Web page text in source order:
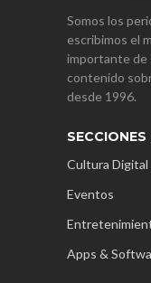
Somos los
escribimos el
importante de
contenido
desde 1996.
Cultura Digital
Eventos
Apps &